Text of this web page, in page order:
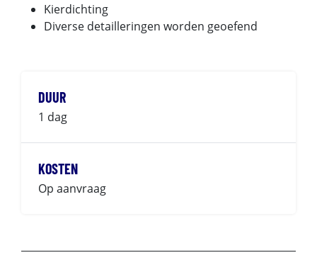
Kierdichting
Diverse detailleringen worden geoefend
DUUR
1 dag
KOSTEN
Op aanvraag